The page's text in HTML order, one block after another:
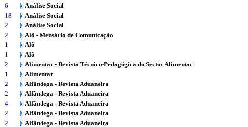
6
Análise Social
18
Análise Social
2
Análise Social
2
Alô - Mensário de Comunicação
1
Alô
1
Alô
2
Alimentar - Revista Técnico-Pedagógica do Sector Alimentar
1
Alimentar
2
Alfândega - Revista Aduaneira
2
Alfândega - Revista Aduaneira
4
Alfândega - Revista Aduaneira
2
Alfândega - Revista Aduaneira
2
Alfândega - Revista Aduaneira